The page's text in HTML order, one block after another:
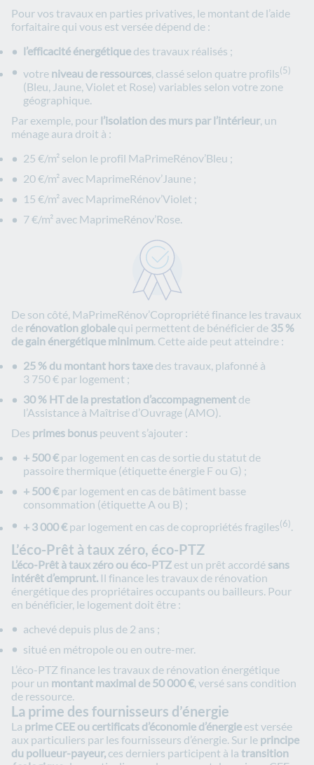
Pour vos travaux en parties privatives, le montant de l’aide
forfaitaire qui vous est versée dépend de :
l’efficacité énergétique des travaux réalisés ;
votre niveau de ressources, classé selon quatre profils(5)
(Bleu, Jaune, Violet et Rose) variables selon votre zone
géographique.
Par exemple, pour l’isolation des murs par l’intérieur, un
ménage aura droit à :
25 €/m² selon le profil MaPrimeRénov’Bleu ;
20 €/m² avec MaprimeRénov’Jaune ;
15 €/m² avec MaprimeRénov’Violet ;
7 €/m² avec MaprimeRénov’Rose.
De son côté, MaPrimeRénov’Copropriété finance les travaux
de rénovation globale qui permettent de bénéficier de 35 %
de gain énergétique minimum. Cette aide peut atteindre :
25 % du montant hors taxe des travaux, plafonné à
3 750 € par logement ;
30 % HT de la prestation d’accompagnement de
l’Assistance à Maîtrise d’Ouvrage (AMO).
Des primes bonus peuvent s’ajouter :
+ 500 €par logement en cas de sortie du statut de
passoire thermique (étiquette énergie F ou G) ;
+ 500 €par logement en cas de bâtiment basse
consommation (étiquette A ou B) ;
+ 3 000 €par logement en cas de copropriétés fragiles(6).
L’éco-Prêt à taux zéro, éco-PTZ
L’éco-Prêt à taux zéro ou éco-PTZ est un prêt accordé sans
intérêt d’emprunt. Il finance les travaux de rénovation
énergétique des propriétaires occupants ou bailleurs. Pour
en bénéficier, le logement doit être :
achevé depuis plus de 2 ans ;
situé en métropole ou en outre-mer.
L’éco-PTZ finance les travaux de rénovation énergétique
pour un montant maximal de 50 000 € , versé sans condition
de ressource.
La prime des fournisseurs d’énergie
La prime CEE ou certificats d’économie d’énergie est versée
aux particuliers par les fournisseurs d’énergie. Sur le principe
du pollueur-payeur, ces derniers participent à la transition